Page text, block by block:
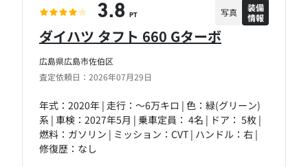
広島県広島市佐伯区
査定依頼日：2026年07月29日
ダイハツ タフト 660 Gターボ
年式：2020年 | 走行：～6万キロ | 色：緑(グリーン)
系 | 車検：2027年5月 | 乗車定員： 4名 | ドア： 5枚 |
燃料：ガソリン | ミッション：CVT | ハンドル：右 |
修復歴：なし
3.8 PT 写真
装備
情報